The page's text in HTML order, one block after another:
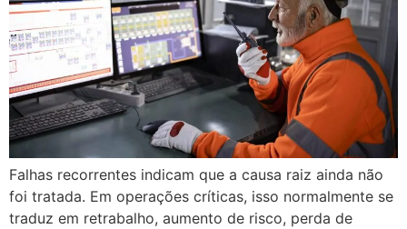
Falhas recorrentes indicam que a causa raiz ainda não
foi tratada. Em operações críticas, isso normalmente se
traduz em retrabalho, aumento de risco, perda de